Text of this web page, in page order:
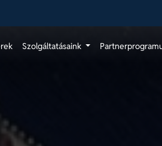
Szolgáltatásaink